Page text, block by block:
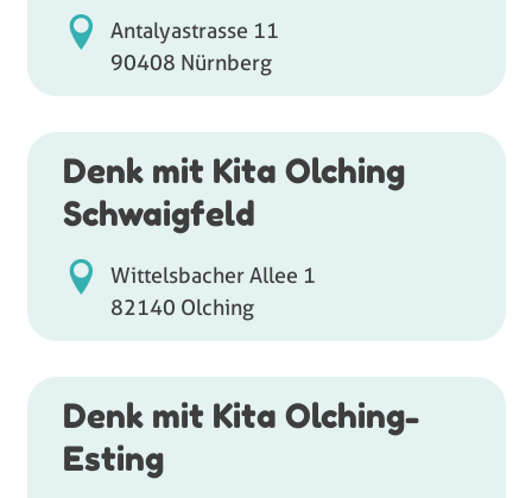
Antalyastrasse 11
90408 Nürnberg
Denk mit Kita Olching
Schwaigfeld
Wittelsbacher Allee 1
82140 Olching
Denk mit Kita Olching-
Esting